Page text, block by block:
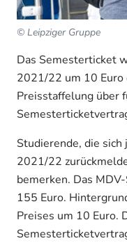
© Leipziger Gruppe
Das Semesterticket
2021/22 um 10 Euro
Preisstaffelung über
Studierende, die
2021/22
bemerken. Das
155 Euro.
Preises um 10 Euro.